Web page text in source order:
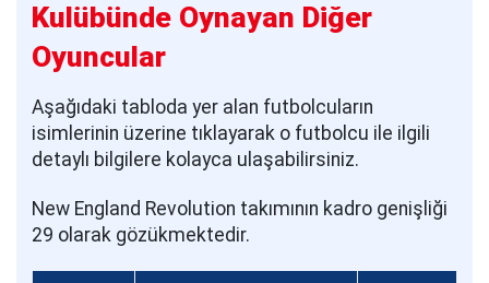
Kulübünde Oynayan Diğer
Oyuncular
Aşağıdaki tabloda yer alan futbolcuların
isimlerinin üzerine tıklayarak o futbolcu ile ilgili
detaylı bilgilere kolayca ulaşabilirsiniz.
New England Revolution takımının kadro genişliği
29 olarak gözükmektedir.